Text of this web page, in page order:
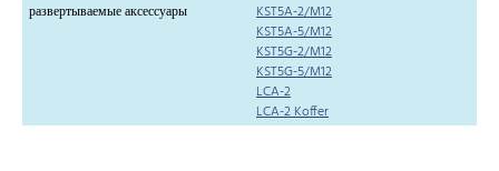
развертываемые аксессуары
KST5A-2/M12
KST5A-5/M12
KST5G-2/M12
KST5G-5/M12
LCA-2
LCA-2 Koffer